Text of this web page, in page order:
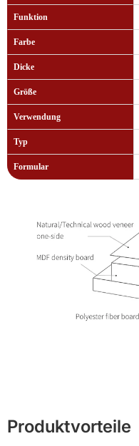
Funktion
Farbe
Dicke
Größe
Verwendung
Typ
Formular
Produktvorteile